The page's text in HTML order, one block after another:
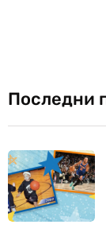
Последни